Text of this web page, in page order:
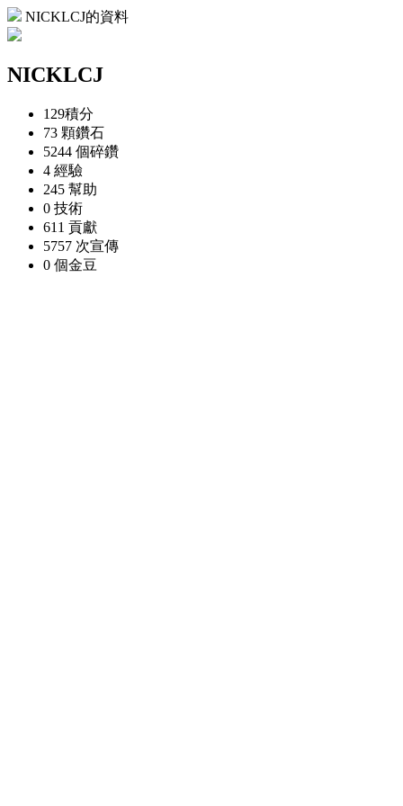
NICKLCJ的資料
NICKLCJ
129積分
73 顆鑽石
5244 個碎鑽
4 經驗
245 幫助
0 技術
611 貢獻
5757 次宣傳
0 個金豆